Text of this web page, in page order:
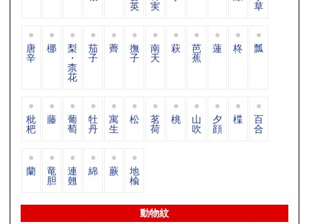
英 実 草
唐
辛
梛 梨
・
柰
花
茄
子
薺 撫
子
南
天
萩 芭
蕉
蓮 柊 瓢
枇
杷
藤 葡
萄
牡
丹
寓
生
松 茗
荷
桃 山
吹
夕
顔
楪 百
合
蘭 竜
胆
連
翹
綿 蕨 地
楡
動物紋